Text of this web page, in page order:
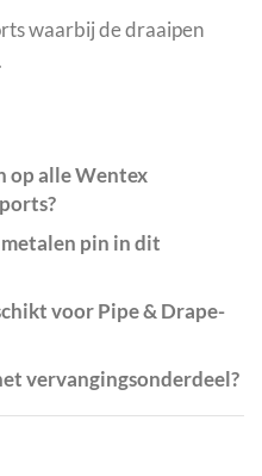
waarbij de draaipen
op alle Wentex
pin in dit
voor Pipe & Drape-
vervangingsonderdeel?